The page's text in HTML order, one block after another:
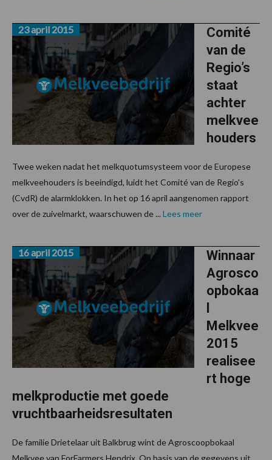
Comité
van de
Regio’s
staat
achter
melkvee
houders
23 april 2015
Twee weken nadat het melkquotumsysteem voor de Europese
melkveehouders is beeindigd, luidt het Comité van de Regio's
(CvdR) de alarmklokken. In het op 16 april aangenomen rapport
over de zuivelmarkt, waarschuwen de ... Lees meer
Winnaar
Agrosco
opbokaa
Melkvee
2015
realisee
rt hoge
melkproductie met goede
vruchtbaarheidsresultaten
16 april 2015
De familie Drietelaar uit Balkbrug wint de Agroscoopbokaal
Melkvee van ForFarmers Hendrix. Op basis van de gegevens uit